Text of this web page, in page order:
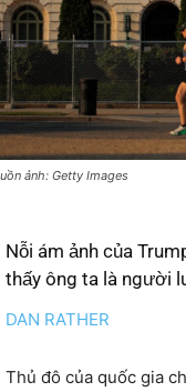
ảnh: Getty Images
Nỗi ám ảnh của
thấy ông ta là người
DAN RATHER
Thủ đô của quốc gia